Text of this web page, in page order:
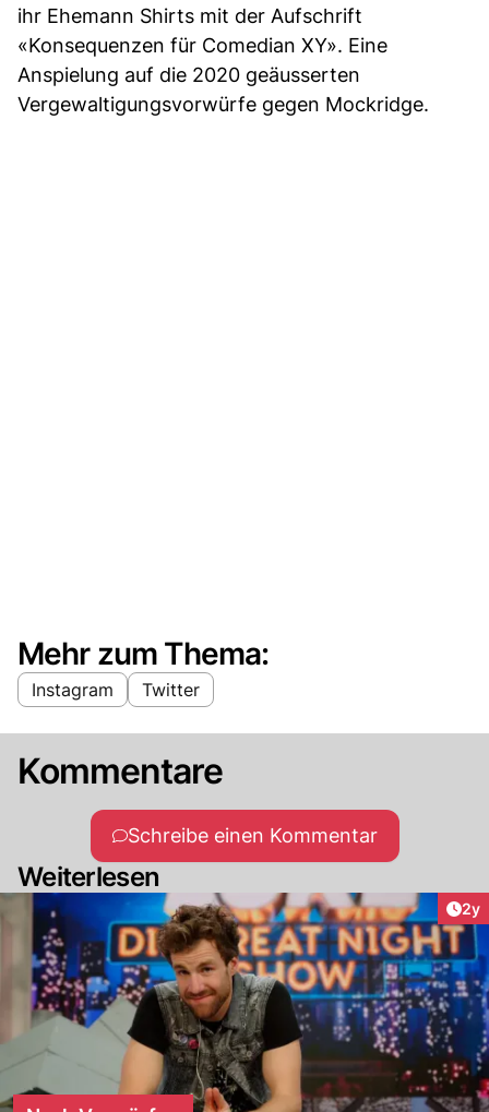
ihr Ehemann Shirts mit der Aufschrift
«Konsequenzen für Comedian XY». Eine
Anspielung auf die 2020 geäusserten
Vergewaltigungsvorwürfe gegen Mockridge.
Mehr zum Thema:
Instagram Twitter
Kommentare
Schreibe einen Kommentar
Weiterlesen
2y